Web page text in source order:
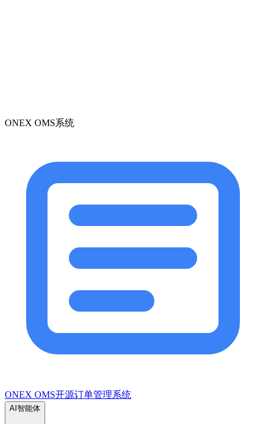
ONEX OMS系统
ONEX OMS开源订单管理系统
AI智能体